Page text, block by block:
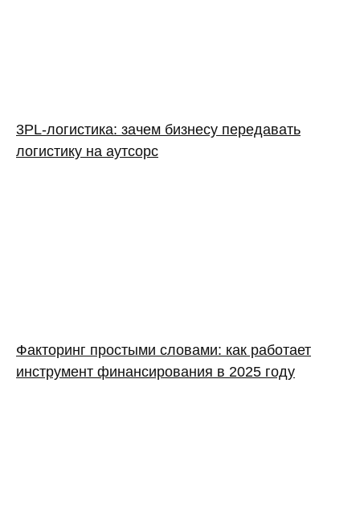
3PL‑логистика: зачем бизнесу передавать
логистику на аутсорс
Факторинг простыми словами: как работает
инструмент финансирования в 2025 году